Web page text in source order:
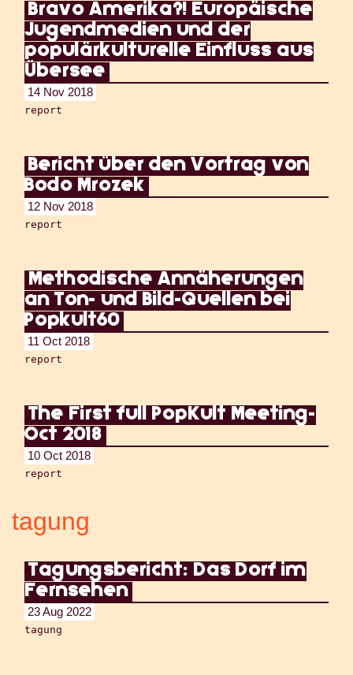
Bravo Amerika?! Europäische
Jugendmedien und der
populärkulturelle Einfluss aus
Übersee
14 Nov 2018
report
Bericht über den Vortrag von
Bodo Mrozek
12 Nov 2018
report
Methodische Annäherungen
an Ton- und Bild-Quellen bei
Popkult60
11 Oct 2018
report
The First full PopKult Meeting-
Oct 2018
10 Oct 2018
report
tagung
Tagungsbericht: Das Dorf im
Fernsehen
23 Aug 2022
tagung